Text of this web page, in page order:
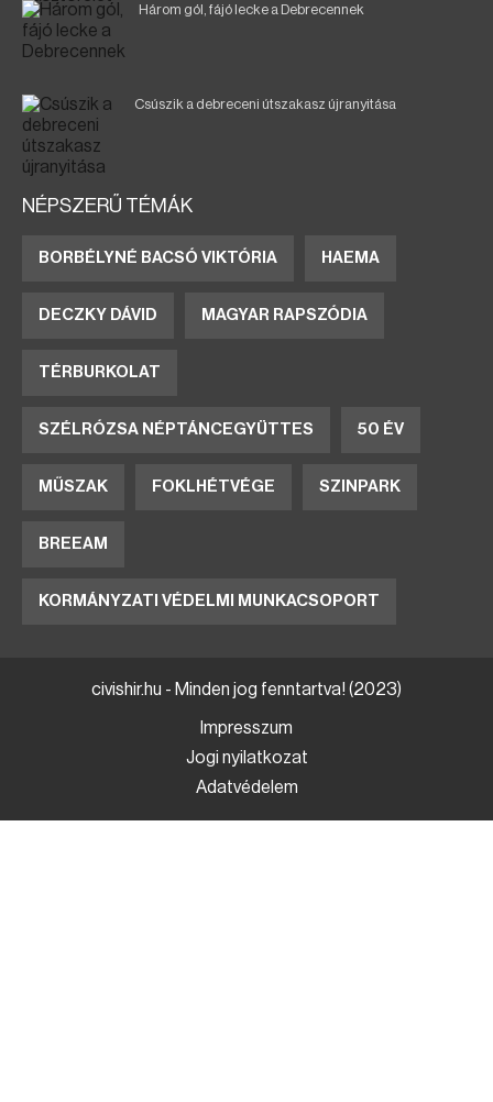
Három gól, fájó lecke a Debrecennek
Csúszik a debreceni útszakasz újranyitása
NÉPSZERŰ TÉMÁK
BORBÉLYNÉ BACSÓ VIKTÓRIA HAEMA
DECZKY DÁVID MAGYAR RAPSZÓDIA
TÉRBURKOLAT
SZÉLRÓZSA NÉPTÁNCEGYÜTTES 50 ÉV
MŰSZAK FOKLHÉTVÉGE SZINPARK
BREEAM
KORMÁNYZATI VÉDELMI MUNKACSOPORT
civishir.hu - Minden jog fenntartva! (2023)
Impresszum
Jogi nyilatkozat
Adatvédelem